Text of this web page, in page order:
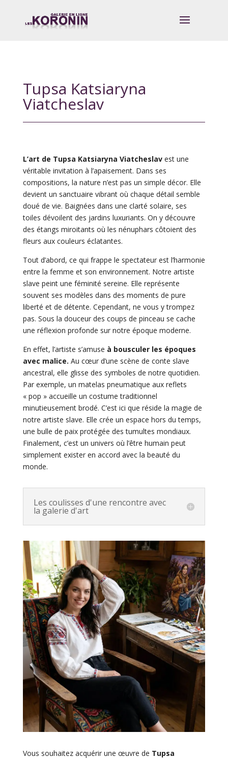
Tupsa Katsiaryna
Viatcheslav
L’art de Tupsa Katsiaryna Viatcheslav est une
véritable invitation à l’apaisement. Dans ses
compositions, la nature n’est pas un simple décor. Elle
devient un sanctuaire vibrant où chaque détail semble
doué de vie. Baignées dans une clarté solaire, ses
toiles dévoilent des jardins luxuriants. On y découvre
des étangs miroitants où les nénuphars côtoient des
fleurs aux couleurs éclatantes.
Tout d’abord, ce qui frappe le spectateur est l’harmonie
entre la femme et son environnement. Notre artiste
slave peint une féminité sereine. Elle représente
souvent ses modèles dans des moments de pure
liberté et de détente. Cependant, ne vous y trompez
pas. Sous la douceur des coups de pinceau se cache
une réflexion profonde sur notre époque moderne.
En effet, l’artiste s’amuse à bousculer les époques
avec malice. Au cœur d’une scène de conte slave
ancestral, elle glisse des symboles de notre quotidien.
Par exemple, un matelas pneumatique aux reflets
« pop » accueille un costume traditionnel
minutieusement brodé. C’est ici que réside la magie de
notre artiste slave. Elle crée un espace hors du temps,
une bulle de paix protégée des tumultes mondiaux.
Finalement, c’est un univers où l’être humain peut
simplement exister en accord avec la beauté du
monde.
Les coulisses d'une rencontre avec
la galerie d'art
Vous souhaitez acquérir une œuvre de Tupsa